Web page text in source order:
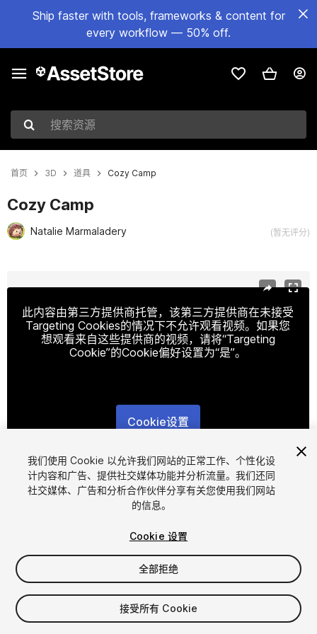
Ship faster with tools, frameworks & content for
every workflow — 50% off.
搜索资源
首页 3D 道具 Cozy Camp
Cozy Camp
Natalie Marmaladery (暂无评分)
此内容由第三方提供商托管，该第三方提供商在未接受
Targeting Cookies的情况下不允许观看视频。如果您
想观看来自这些提供商的视频，请将“Targeting
Cookie”的Cookie偏好设置为“是”。
Cookie设置
1/11
$27.99
增值税将在结算时计算
我们使用 Cookie 以允许我们网站的正常工作、个性化设
计内容和广告、提供社交媒体功能并分析流量。我们还同
社交媒体、广告和分析合作伙伴分享有关您使用我们网站
的信息。
Cookie 设置
全部拒绝
接受所有 Cookie